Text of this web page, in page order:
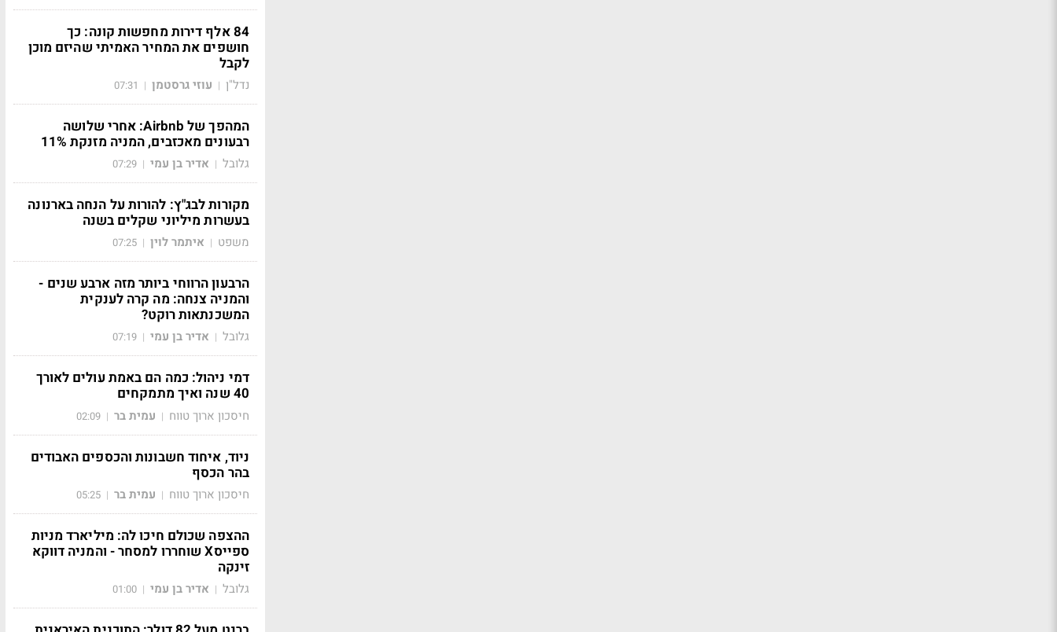
84 אלף דירות מחפשות קונה: כך
חושפים את המחיר האמיתי שהיזם מוכן
לקבל
נדל"ן | עוזי גרסטמן |
07:31
המהפך של Airbnb: אחרי שלושה
רבעונים מאכזבים, המניה מזנקת 11%
גלובל | אדיר בן עמי |
07:29
מקורות לבג"ץ: להורות על הנחה בארנונה
בעשרות מיליוני שקלים בשנה
משפט | איתמר לוין |
07:25
הרבעון הרווחי ביותר מזה ארבע שנים -
והמניה צנחה: מה קרה לענקית
המשכנתאות רוקט?
גלובל | אדיר בן עמי |
07:19
דמי ניהול: כמה הם באמת עולים לאורך
40 שנה ואיך מתמקחים
חיסכון ארוך טווח | עמית בר |
02:09
ניוד, איחוד חשבונות והכספים האבודים
בהר הכסף
חיסכון ארוך טווח | עמית בר |
05:25
ההצפה שכולם חיכו לה: מיליארד מניות
ספייסX שוחררו למסחר - והמניה דווקא
זינקה
גלובל | אדיר בן עמי |
01:00